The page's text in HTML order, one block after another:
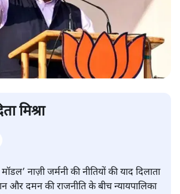
मिश्रा
नाज़ी जर्मनी की नीतियों की याद दिलाता
और दमन की राजनीति के बीच न्यायपालिका